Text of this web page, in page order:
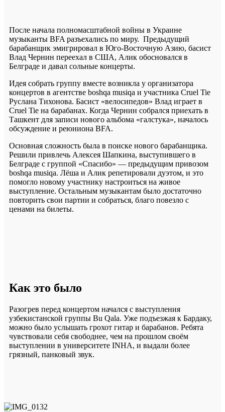
После начала полномасштабной войны в Украине
музыканты BFA разъехались по миру. Предыдущий
барабанщик эмигрировал в Юго-Восточную Азию, басист
Влад Чернин переехал в США, Алик обосновался в
Белграде и давал сольные концерты.
Идея собрать группу вместе возникла у организатора
концертов в агентстве boshqa musiqa и участника Cruel Tie
Руслана Тихонова. Басист «велосипедов» Влад играет в
Cruel Tie на барабанах. Когда Чернин собрался приехать в
Ташкент для записи нового альбома «галстука», началось
обсуждение и реюниона BFA.
Основная сложность была в поиске нового барабанщика.
Решили привлечь Алексея Шапкина, выступившего в
Белграде с группой «Спасибо» — предыдущим привозом
boshqa musiqa. Лёша и Алик репетировали дуэтом, и это
помогло новому участнику настроиться на живое
выступление. Остальным музыкантам было достаточно
повторить свои партии и собраться, благо повезло с
ценами на билеты.
Как это было
Разогрев перед концертом начался с выступления
узбекистанской группы Bu Qala. Уже подъезжая к Бардаку,
можно было услышать грохот гитар и барабанов. Ребята
чувствовали себя свободнее, чем на прошлом своём
выступлении в университете INHA, и выдали более
грязный, панковый звук.